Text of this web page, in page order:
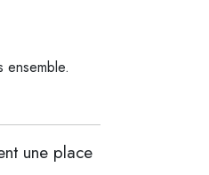
ensemble.
une place